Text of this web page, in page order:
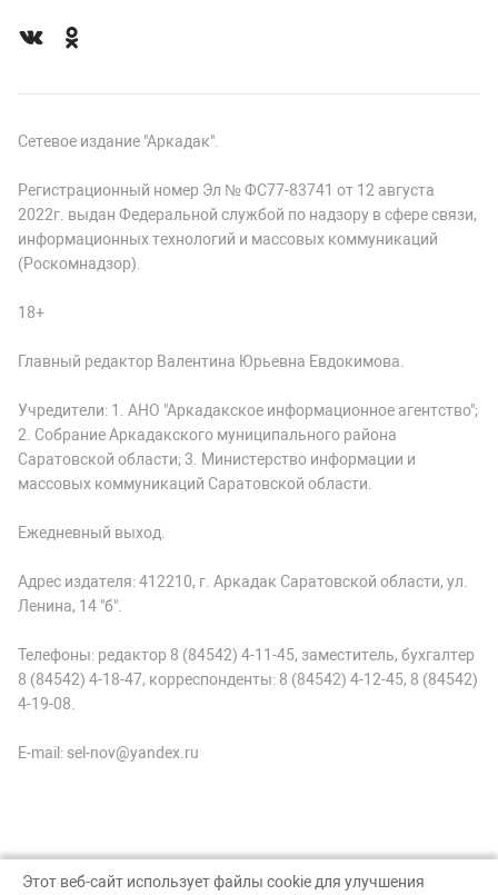
Сетевое издание "Аркадак".
Регистрационный номер Эл № ФС77-83741 от 12 августа
2022г. выдан Федеральной службой по надзору в сфере связи,
информационных технологий и массовых коммуникаций
(Роскомнадзор).
18+
Главный редактор Валентина Юрьевна Евдокимова.
Учредители: 1. АНО "Аркадакское информационное агентство";
2. Собрание Аркадакского муниципального района
Саратовской области; 3. Министерство информации и
массовых коммуникаций Саратовской области.
Ежедневный выход.
Адрес издателя: 412210, г. Аркадак Саратовской области, ул.
Ленина, 14 "б".
Телефоны: редактор 8 (84542) 4-11-45, заместитель, бухгалтер
8 (84542) 4-18-47, корреспонденты: 8 (84542) 4-12-45, 8 (84542)
4-19-08.
E-mail: sel-nov@yandex.ru
Этот веб-сайт использует файлы cookie для улучшения